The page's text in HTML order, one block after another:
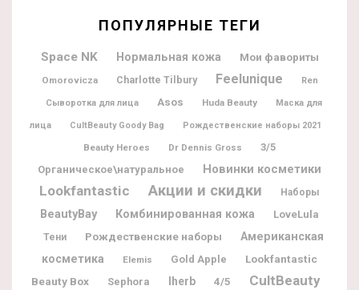
ПОПУЛЯРНЫЕ ТЕГИ
Space NK Нормальная кожа Мои фавориты
Omorovicza Charlotte Tilbury Feelunique Ren
Сыворотка для лица Asos Huda Beauty Маска для
лица CultBeauty Goody Bag Рождественские наборы 2021
Beauty Heroes Dr Dennis Gross
3/5
Органическое\натуральное
Новинки косметики
Lookfantastic Акции и скидки Наборы
BeautyBay Комбинированная кожа LoveLula
Тени Рождественские наборы
Американская
косметика
Elemis Gold Apple
Lookfantastic
Beauty Box
Sephora Iherb 4/5 CultBeauty